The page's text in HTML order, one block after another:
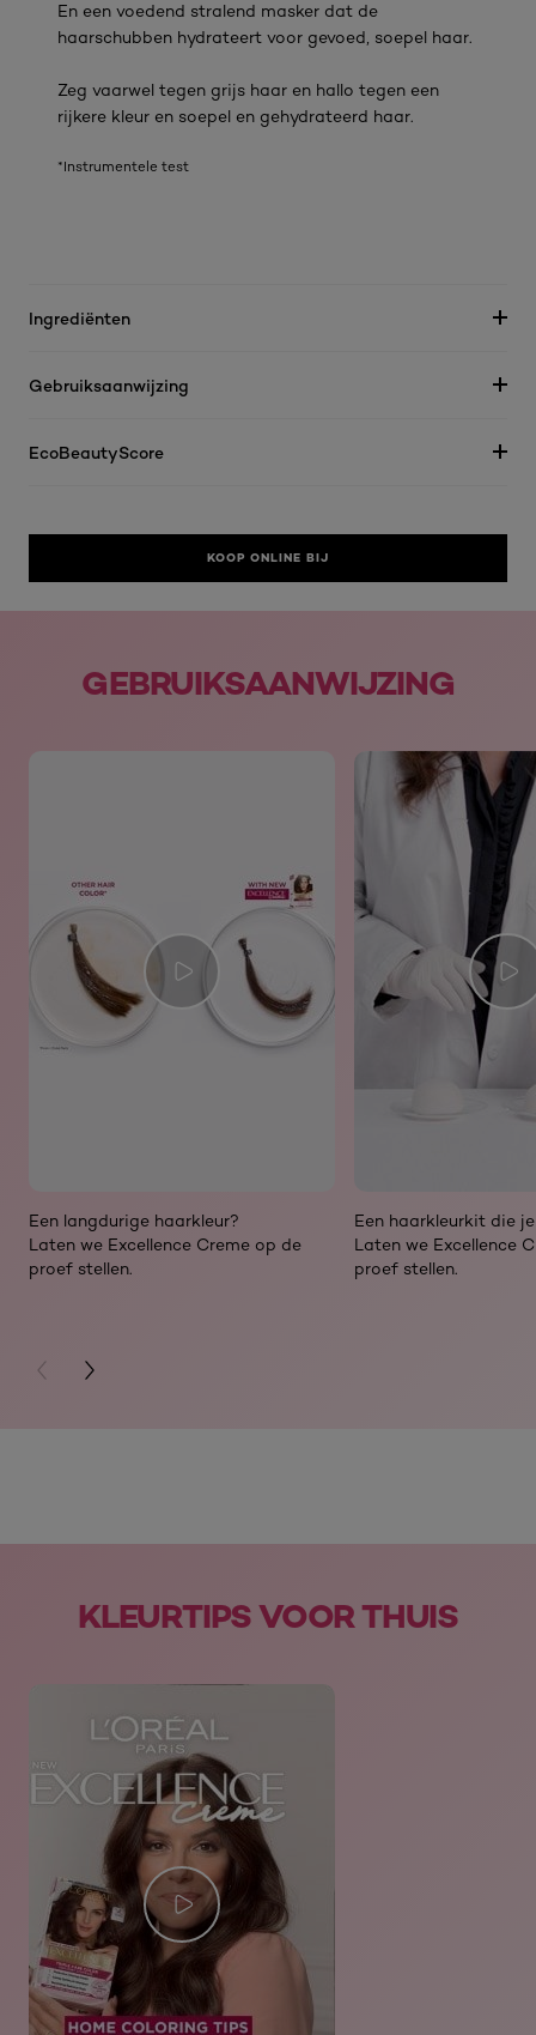
En een voedend stralend masker dat de
haarschubben hydrateert voor gevoed, soepel haar.
Zeg vaarwel tegen grijs haar en hallo tegen een
rijkere kleur en soepel en gehydrateerd haar.
*Instrumentele test
Ingrediënten
Gebruiksaanwijzing
EcoBeautyScore
KOOP ONLINE BIJ
GEBRUIKSAANWIJZING
Een langdurige haarkleur?
Laten we Excellence Creme op de
proef stellen.
Een haarkleurkit die
Laten we Excellence
proef stellen.
PREVIOUS CARD
NEXT CARD
KLEURTIPS VOOR THUIS